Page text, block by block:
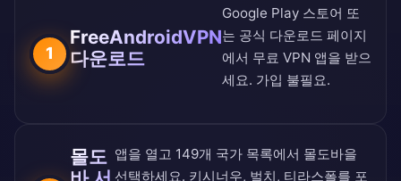
1
FreeAndroidVPN
다운로드
Google Play 스토어 또
는 공식 다운로드 페이지
에서 무료 VPN 앱을 받으
세요. 가입 불필요.
몰도 앱을 열고 149개 국가 목록에서 몰도바을
선택하세요. 키시너우, 벌치, 티라스폴를 포